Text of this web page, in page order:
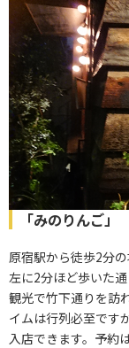
「みのりんご」
原宿駅から徒歩2分
左に2分ほど歩いた
観光で竹下通りを訪
イムは行列必至です
入店できます。予約